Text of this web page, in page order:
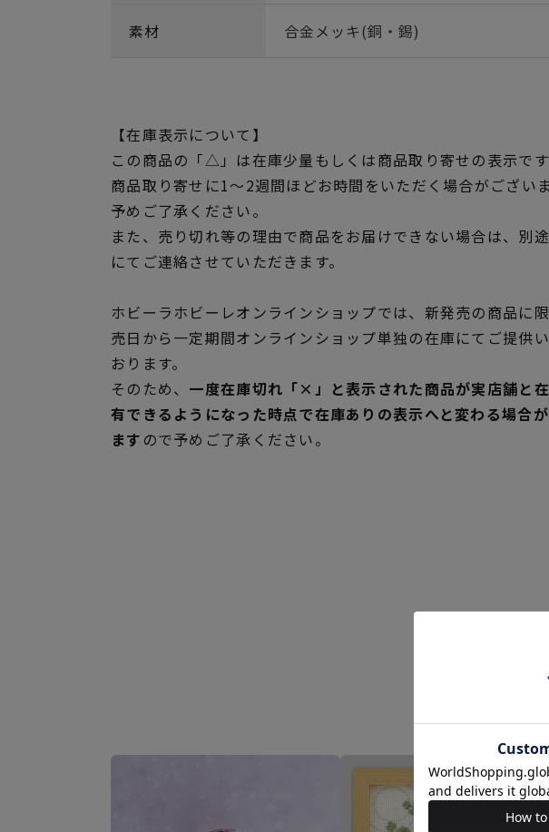
素材 合金メッキ(銅・錫)
【在庫表示について】
この商品の「△」は在庫少量もしくは商品取り寄せの表示です
商品取り寄せに1～2週間ほどお時間をいただく場合がござい
予めご了承ください。
また、売り切れ等の理由で商品をお届けできない場合は、別
にてご連絡させていただきます。
ホビーラホビーレオンラインショップでは、新発売の商品に
売日から一定期間オンラインショップ単独の在庫にてご提供
おります。
そのため、 一度在庫切れ「×」と表示された商品が実店舗と
有できるようになった時点で在庫ありの表示へと変わる場合
ます ので予めご了承ください。
あなた